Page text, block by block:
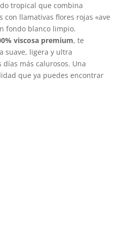
tropical que combina
con llamativas flores rojas «ave
fondo blanco limpio.
viscosa premium, te
suave, ligera y ultra
más calurosos. Una
que ya puedes encontrar